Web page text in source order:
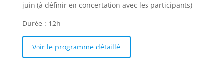
juin (à définir en concertation avec les participants)
Durée : 12h
Voir le programme détaillé